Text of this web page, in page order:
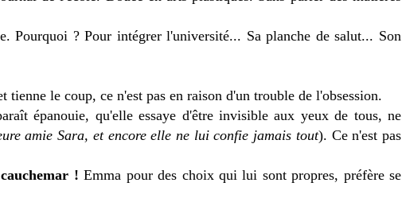
Pourquoi ? Pour intégrer l'université... Sa planche de salut... Son
le coup, ce n'est pas en raison d'un trouble de l'obsession.
épanouie, qu'elle essaye d'être invisible aux yeux de tous, ne
amie Sara, et encore elle ne lui confie jamais tout). Ce n'est pas
! Emma pour des choix qui lui sont propres, préfère se